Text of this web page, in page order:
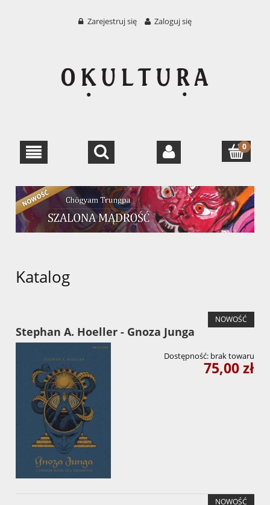
Zarejestruj się Zaloguj się
Katalog
Stephan A. Hoeller - Gnoza Junga
Dostępność: brak towaru
75,00 zł
NOWOŚĆ
NOWOŚĆ